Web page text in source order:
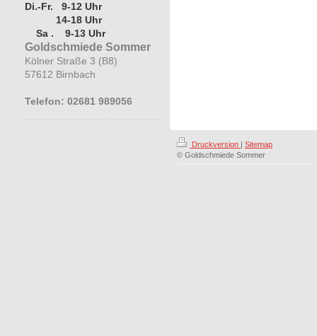
Di.-Fr. 9-12 Uhr
14-18 Uhr
Sa . 9-13 Uhr
Goldschmiede Sommer
Kölner Straße 3 (B8)
57612 Birnbach
Telefon: 02681 989056
Druckversion | Sitemap
© Goldschmiede Sommer